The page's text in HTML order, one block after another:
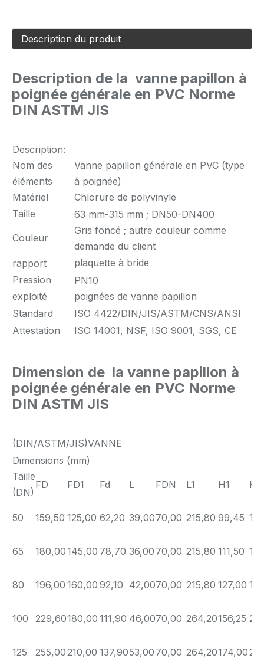
Description du produit
Description de la vanne papillon à
poignée générale en PVC Norme
DIN ASTM JIS
Description:
Nom des
éléments
Vanne papillon générale en PVC (type
à poignée)
Matériel
Chlorure de polyvinyle
Taille
63 mm-315 mm ; DN50-DN400
Couleur
Gris foncé ; autre couleur comme
demande du client
rapport
plaquette à bride
Pression
PN10
exploité
poignées de vanne papillon
Standard
ISO 4422/DIN/JIS/ASTM/CNS/ANSI
Attestation
ISO 14001, NSF, ISO 9001, SGS, CE
Dimension de la vanne papillon à
poignée générale en PVC Norme
DIN ASTM JIS
(DIN/ASTM/JIS)VANNE
Dimensions (mm)
Taille
(DN)
FD FD1 Fd L FDN L1 H1 H2
50 159,50 125,00 62,20 39,0070,00 215,80 99,45
65 180,00145,00 78,70 36,00 70,00 215,80 111,50
80 196,00 160,00 92,10 42,0070,00 215,80 127,00
100 229,60180,00 111,90 46,0070,00 264,20156,25
125 255,00 210,00 137,9053,00 70,00 264,20174,00